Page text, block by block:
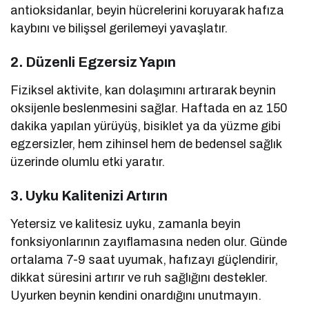
antioksidanlar, beyin hücrelerini koruyarak hafıza
kaybını ve bilişsel gerilemeyi yavaşlatır.
2. Düzenli Egzersiz Yapın
Fiziksel aktivite, kan dolaşımını artırarak beynin
oksijenle beslenmesini sağlar. Haftada en az 150
dakika yapılan yürüyüş, bisiklet ya da yüzme gibi
egzersizler, hem zihinsel hem de bedensel sağlık
üzerinde olumlu etki yaratır.
3. Uyku Kalitenizi Artırın
Yetersiz ve kalitesiz uyku, zamanla beyin
fonksiyonlarının zayıflamasına neden olur. Günde
ortalama 7-9 saat uyumak, hafızayı güçlendirir,
dikkat süresini artırır ve ruh sağlığını destekler.
Uyurken beynin kendini onardığını unutmayın.